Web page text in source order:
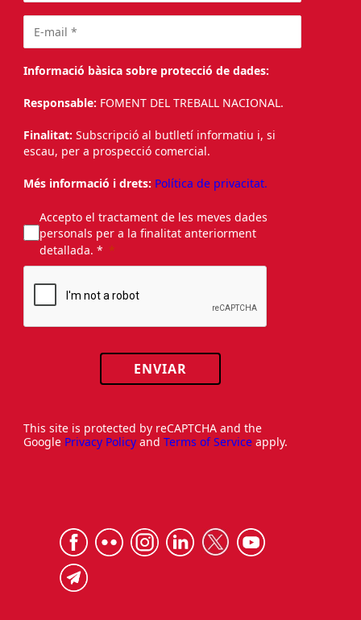
Informació bàsica sobre protecció de dades:
Responsable: FOMENT DEL TREBALL NACIONAL.
Finalitat: Subscripció al butlletí informatiu i, si
escau, per a prospecció comercial.
Més informació i drets: Política de privacitat.
Accepto el tractament de les meves dades
personals per a la finalitat anteriorment
detallada. *
ENVIAR
This site is protected by reCAPTCHA and the
Google Privacy Policy and Terms of Service apply.